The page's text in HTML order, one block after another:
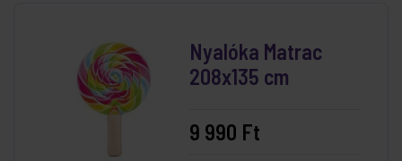
Nyalóka Matrac
208x135 cm
9 990 Ft